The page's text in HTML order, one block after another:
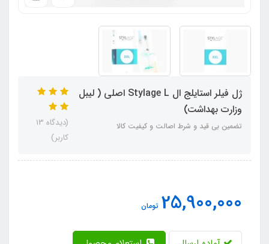
ژل فیلر استایلج ال Stylage L اصلی ( لیبل
وزارت بهداشت)
تضمین بی قید و شرط اصالت و کیفیت کالا
(دیدگاه 13
کاربر)
25,900,000 تومان